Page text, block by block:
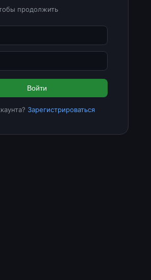
продолжить
Войти
Зарегистрироваться